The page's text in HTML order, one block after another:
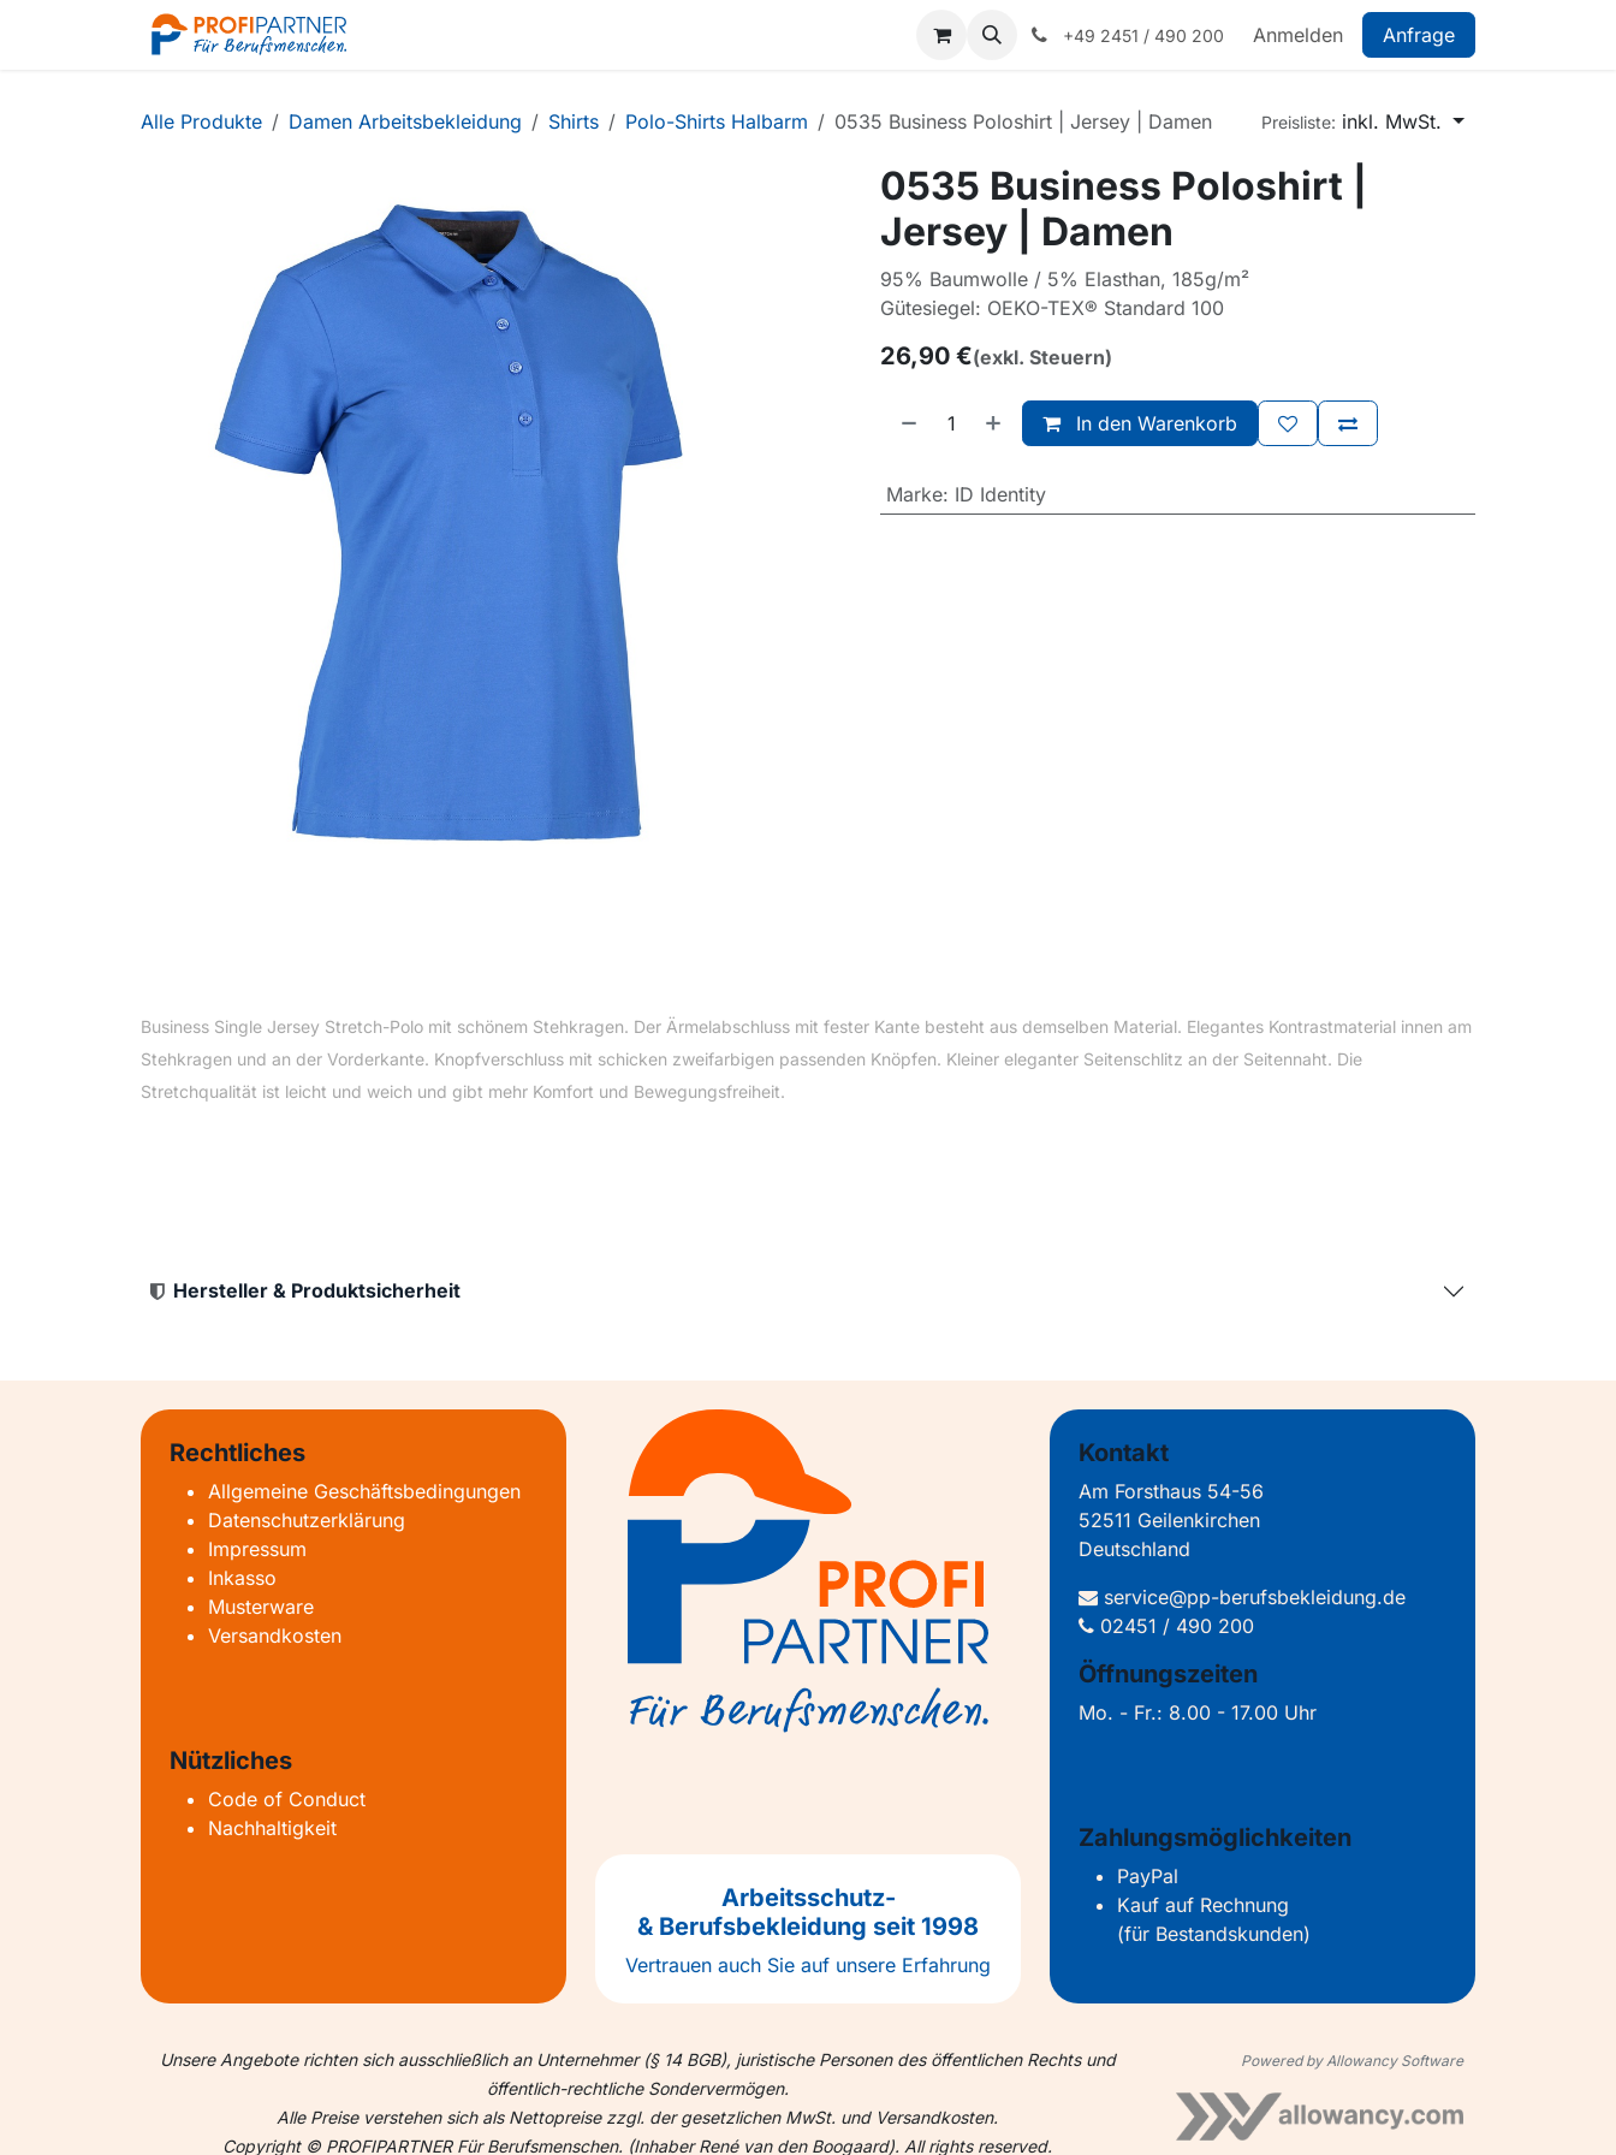
Zum Inhalt springen
+49 2451 / 490 200 Anmelden Anfrage
Alle Produkte Damen Arbeitsbekleidung Shirts Polo-Shirts Halbarm 0535 Business Poloshirt | Jersey | Damen Preisliste: inkl. MwSt.
0535 Business Poloshirt |
Jersey | Damen
95% Baumwolle / 5% Elasthan, 185g/m²
Gütesiegel: OEKO-TEX® Standard 100
26,90 €(exkl. Steuern)
In den Warenkorb
Marke: ID Identity
Business Single Jersey Stretch-Polo mit schönem Stehkragen. Der Ärmelabschluss mit fester Kante besteht aus demselben Material. Elegantes Kontrastmaterial innen am
Stehkragen und an der Vorderkante. Knopfverschluss mit schicken zweifarbigen passenden Knöpfen. Kleiner eleganter Seitenschlitz an der Seitennaht. Die
Stretchqualität ist leicht und weich und gibt mehr Komfort und Bewegungsfreiheit.
Hersteller & Produktsicherheit
Rechtliches
Allgemeine Geschäftsbedingungen
Datenschutzerklärung
Impressum
Inkasso
Musterware
Versandkosten
Nützliches
Code of Conduct
Nachhaltigkeit
Kontakt
Am Forsthaus 54-56
52511 Geilenkirchen
Deutschland
service@pp-berufsbekleidung.de
02451 / 490 200
Öffnungszeiten
Mo. - Fr.: 8.00 - 17.00 Uhr
Zahlungsmöglichkeiten
PayPal
Kauf auf Rechnung
(für Bestandskunden)
Arbeitsschutz-
& Berufsbekleidung seit 1998
Vertrauen auch Sie auf unsere Erfahrung
Unsere Angebote richten sich ausschließlich an Unternehmer (§ 14 BGB), juristische Personen des öffentlichen Rechts und
öffentlich-rechtliche Sondervermögen.
Alle Preise verstehen sich als Nettopreise zzgl. der gesetzlichen MwSt. und Versandkosten.
Copyright © PROFIPARTNER Für Berufsmenschen. (Inhaber René van den Boogaard). All rights reserved.
Powered by Allowancy Software